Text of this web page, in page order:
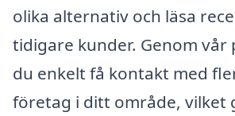
olika alternativ och läsa
tidigare kunder. Genom
du enkelt få kontakt med
företag i ditt område, vilket